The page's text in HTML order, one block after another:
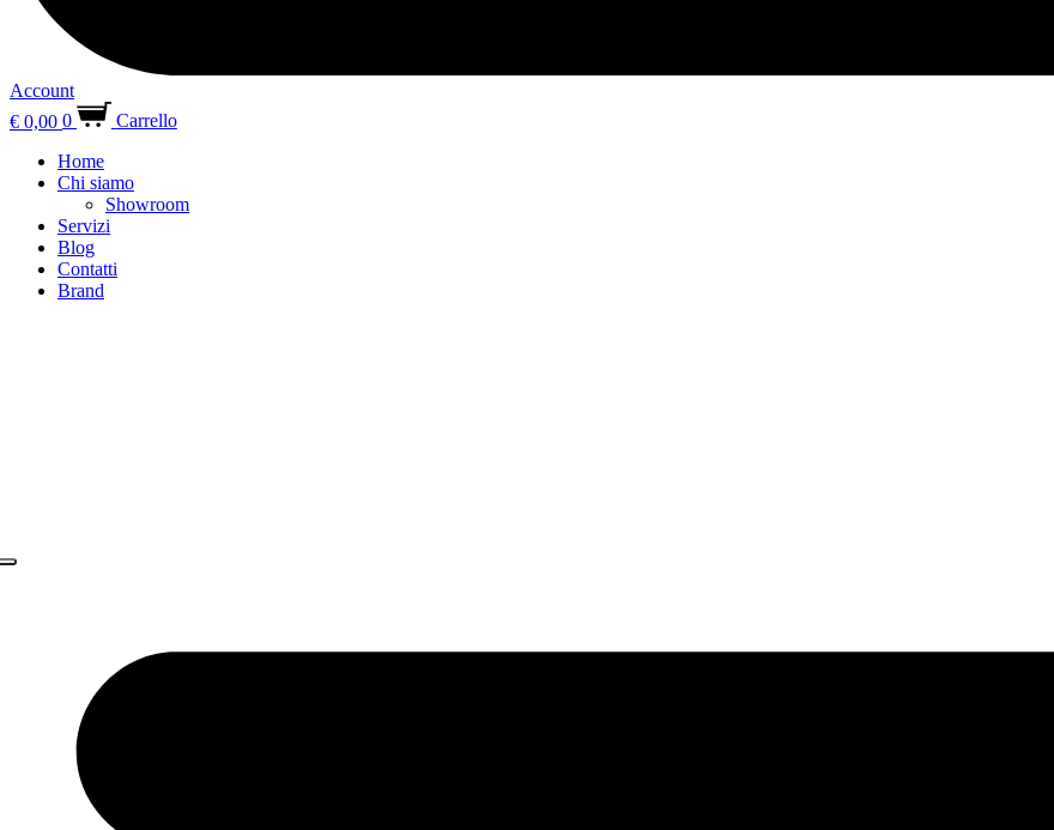
Account
€ 0,00 0
Carrello
Home
Chi siamo
Showroom
Servizi
Blog
Contatti
Brand